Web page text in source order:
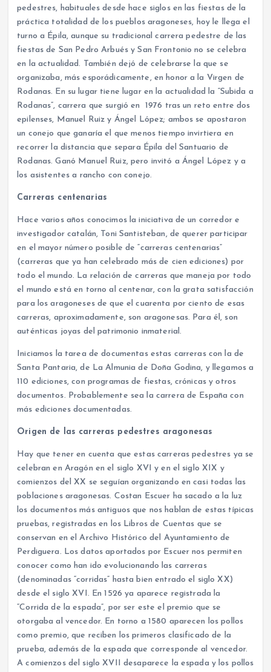
pedestres, habituales desde hace siglos en las fiestas de la
práctica totalidad de los pueblos aragoneses, hoy le llega el
turno a Épila, aunque su tradicional carrera pedestre de las
fiestas de San Pedro Arbués y San Frontonio no se celebra
en la actualidad. También dejó de celebrarse la que se
organizaba, más esporádicamente, en honor a la Virgen de
Rodanas. En su lugar tiene lugar en la actualidad la “Subida a
Rodanas”, carrera que surgió en 1976 tras un reto entre dos
epilenses, Manuel Ruiz y Ángel López; ambos se apostaron
un conejo que ganaría el que menos tiempo invirtiera en
recorrer la distancia que separa Épila del Santuario de
Rodanas. Ganó Manuel Ruiz, pero invitó a Ángel López y a
los asistentes a rancho con conejo.
Carreras centenarias
Hace varios años conocimos la iniciativa de un corredor e
investigador catalán, Toni Santisteban, de querer participar
en el mayor número posible de “carreras centenarias”
(carreras que ya han celebrado más de cien ediciones) por
todo el mundo. La relación de carreras que maneja por todo
el mundo está en torno al centenar, con la grata satisfacción
para los aragoneses de que el cuarenta por ciento de esas
carreras, aproximadamente, son aragonesas. Para él, son
auténticas joyas del patrimonio inmaterial.
Iniciamos la tarea de documentas estas carreras con la de
Santa Pantaria, de La Almunia de Doña Godina, y llegamos a
110 ediciones, con programas de fiestas, crónicas y otros
documentos. Probablemente sea la carrera de España con
más ediciones documentadas.
Origen de las carreras pedestres aragonesas
Hay que tener en cuenta que estas carreras pedestres ya se
celebran en Aragón en el siglo XVI y en el siglo XIX y
comienzos del XX se seguían organizando en casi todas las
poblaciones aragonesas. Costan Escuer ha sacado a la luz
los documentos más antiguos que nos hablan de estas típicas
pruebas, registradas en los Libros de Cuentas que se
conservan en el Archivo Histórico del Ayuntamiento de
Perdiguera. Los datos aportados por Escuer nos permiten
conocer como han ido evolucionando las carreras
(denominadas “corridas” hasta bien entrado el siglo XX)
desde el siglo XVI. En 1526 ya aparece registrada la
“Corrida de la espada”, por ser este el premio que se
otorgaba al vencedor. En torno a 1580 aparecen los pollos
como premio, que reciben los primeros clasificado de la
prueba, además de la espada que corresponde al vencedor.
A comienzos del siglo XVII desaparece la espada y los pollos